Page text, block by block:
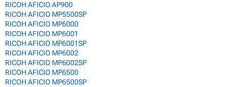
RICOH AFICIO AP900
RICOH AFICIO MP5500SP
RICOH AFICIO MP6000
RICOH AFICIO MP6001
RICOH AFICIO MP6001SP
RICOH AFICIO MP6002
RICOH AFICIO MP6002SP
RICOH AFICIO MP6500
RICOH AFICIO MP6500SP